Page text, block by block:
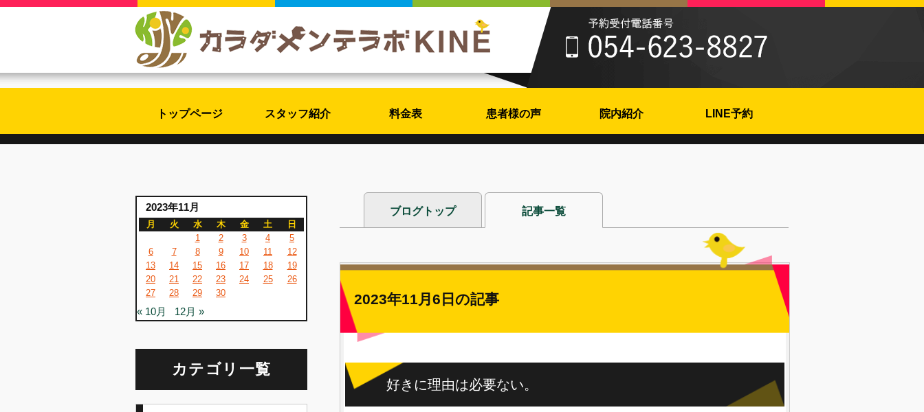
トップページ スタッフ紹介 料金表 患者様の声 院内紹介 LINE予約
ブログトップ 記事一覧
2023年11月6日の記事
好きに理由は必要ない。
2023年11月
月 火 水 木 金 土
日
1
2 3 4
5
6
7 8 9 10 11
12
13
14 15 16 17 18
19
20
21 22 23 24 25
26
27
28 29 30
« 10月 12月 »
カテゴリ一覧